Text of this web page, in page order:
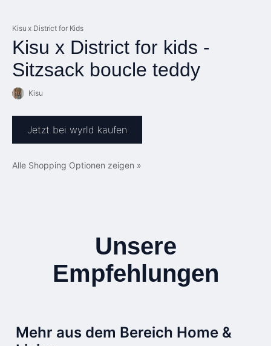
Kisu x District for Kids
Kisu x District for kids -
Sitzsack boucle teddy
Kisu
Jetzt bei wyrld kaufen
Alle Shopping Optionen zeigen »
Unsere
Empfehlungen
Mehr aus dem Bereich Home &